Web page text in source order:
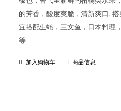
的芳香，酸度爽脆，清新爽口.
宜搭配生蚝，三文鱼，日本料理
等
加入购物车 商品信息